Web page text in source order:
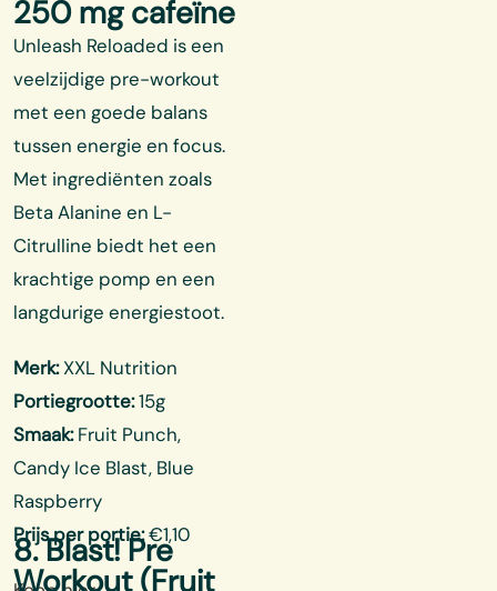
250 mg cafeïne
Unleash Reloaded is een
veelzijdige pre-workout
met een goede balans
tussen energie en focus.
Met ingrediënten zoals
Beta Alanine en L-
Citrulline biedt het een
krachtige pomp en een
langdurige energiestoot.
Merk:XXL Nutrition
Portiegrootte:15g
Smaak:Fruit Punch,
Candy Ice Blast, Blue
Raspberry
Prijs per portie:€1,10
8. Blast! Pre
Workout (Fruit